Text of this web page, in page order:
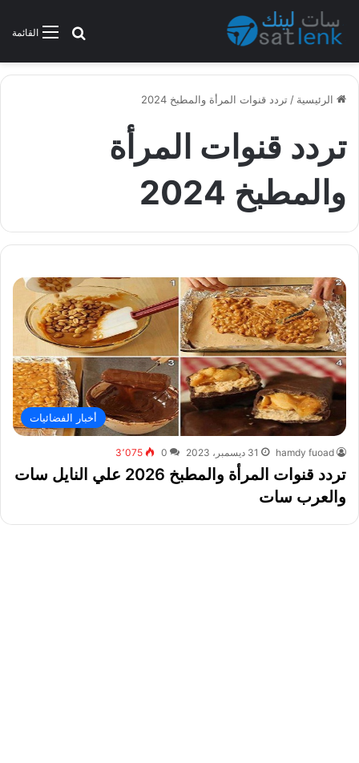
القائمةبحث عن
الرئيسية / تردد قنوات المرأة والمطبخ 2024
تردد قنوات المرأة
والمطبخ 2024
أخبار الفضائيات
hamdy fuoad 31 ديسمبر، 2023 0 3٬075
تردد قنوات المرأة والمطبخ 2026 علي النايل سات
والعرب سات